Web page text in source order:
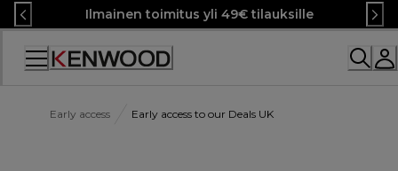
Skip
to
Content
Ilmainen toimitus yli 49€ tilauksille
Early access Early access to our Deals UK